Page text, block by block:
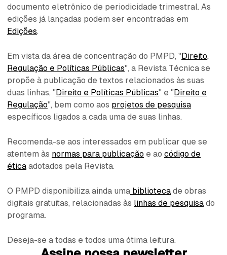
documento eletrônico de periodicidade trimestral. As
edições já lançadas podem ser encontradas em
Edições.
Em vista da área de concentração do PMPD, "Direito,
Regulação e Políticas Públicas", a Revista Técnica se
propõe à publicação de textos relacionados às suas
duas linhas, "Direito e Políticas Públicas" e "Direito e
Regulação", bem como aos projetos de pesquisa
específicos ligados a cada uma de suas linhas.
Recomenda-se aos interessados em publicar que se
atentem às normas para publicação e ao código de
ética adotados pela Revista.
O PMPD disponibiliza ainda uma biblioteca de obras
digitais gratuitas, relacionadas às linhas de pesquisa do
programa.
Deseja-se a todas e todos uma ótima leitura.